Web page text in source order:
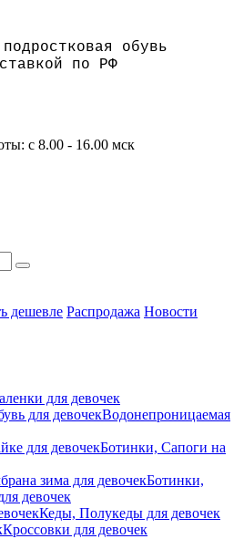
обувь
по РФ
с 8.00 - 16.00 мск
дешевле Распродажа Новости
для девочек
Водонепроницаемая
Ботинки, Сапоги на
Ботинки,
девочек
Кеды, Полукеды для девочек
Кроссовки для девочек